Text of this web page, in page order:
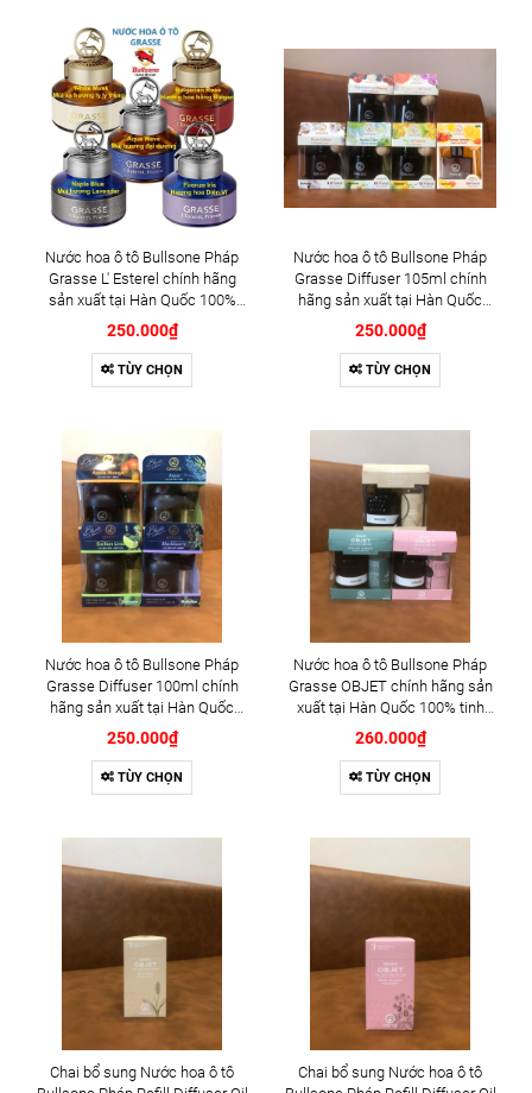
Nước hoa ô tô Bullsone Pháp
Grasse L' Esterel chính hãng
sản xuất tại Hàn Quốc 100%
tinh dầu thiên nhiên - Có 5 mùi
hương: Aqua Wave, Firenze Iris,
Naples Blue, White Musk,
Bulgarian Rose
250.000₫
TÙY CHỌN
Nước hoa ô tô Bullsone Pháp
Grasse Diffuser 105ml chính
hãng sản xuất tại Hàn Quốc
100% tinh dầu thiên nhiên - Có 8
mùi hương: BLACKBERRY &
CHERRY, PURE COTTON,
GRAPEFRUIT & PEONY, PEAR &
LEMON, NATURE IN THE
WOODS
250.000₫
TÙY CHỌN
Nước hoa ô tô Bullsone Pháp
Grasse Diffuser 100ml chính
hãng sản xuất tại Hàn Quốc
100% tinh dầu thiên nhiên - Có 4
mùi hương: BLUE
BLACKBERRY, BLUE AQUA,
APPLE MANGO, SICILIAN LIME
250.000₫
TÙY CHỌN
Nước hoa ô tô Bullsone Pháp
Grasse OBJET chính hãng sản
xuất tại Hàn Quốc 100% tinh
dầu thiên nhiên - Có 3 mùi
hương: English Verbena, Berry
Blossom, White Musk
260.000₫
TÙY CHỌN
Chai bổ sung Nước hoa ô tô
Chai bổ sung Nước hoa ô tô